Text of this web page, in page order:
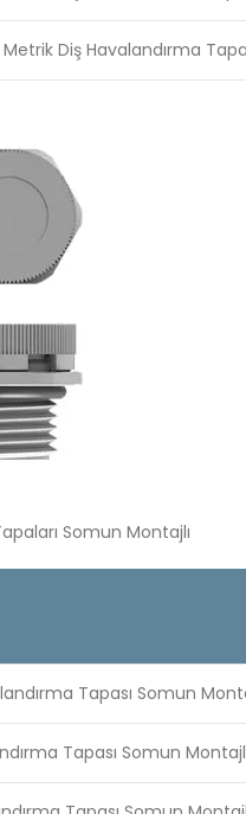
Metrik Diş Havalandırma
Somun Montajlı
Tapası Somun
Tapası Somun